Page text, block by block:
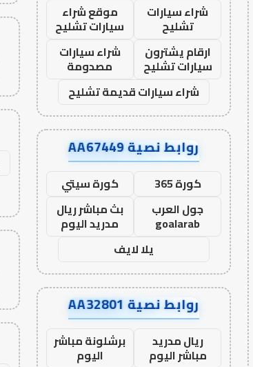
شراء سيارات
تشليح
موقع شراء
سيارات تشليح
ارقام يشترون
سيارات تشليح
شراء سيارات
مصدومة
شراء سيارات قديمة تشليح
روابط نصية AA67449
كورة 365
كورة سيتي
جول العرب
goalarab
بث مباشر ريال
مدريد اليوم
يلا لايف
روابط نصية AA32801
ريال مدريد
مباشر اليوم
برشلونة مباشر
اليوم